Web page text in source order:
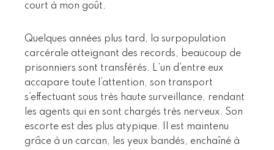
court à mon goût.
Quelques années plus tard, la surpopulation
carcérale atteignant des records, beaucoup de
prisonniers sont transférés. L’un d’entre eux
accapare toute l’attention, son transport
s’effectuant sous très haute surveillance, rendant
les agents qui en sont chargés très nerveux. Son
escorte est des plus atypique. Il est maintenu
grâce à un carcan, les yeux bandés, enchaîné à